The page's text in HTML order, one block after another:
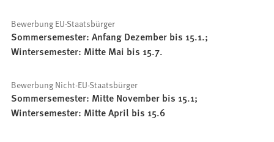
Bewerbung EU-Staatsbürger
Sommersemester: Anfang Dezember bis 15.1.;
Wintersemester: Mitte Mai bis 15.7.
Bewerbung Nicht-EU-Staatsbürger
Sommersemester: Mitte November bis 15.1;
Wintersemester: Mitte April bis 15.6